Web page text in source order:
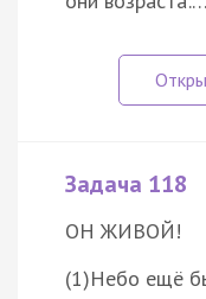
Задача 118
ОН ЖИВОЙ!
(1)Небо ещё